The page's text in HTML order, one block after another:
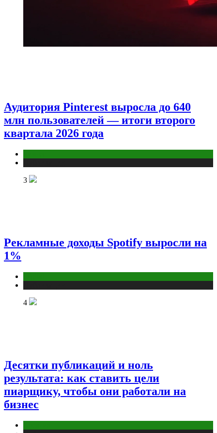
Аудитория Pinterest выросла до 640
млн пользователей — итоги второго
квартала 2026 года
3
Рекламные доходы Spotify выросли на
1%
4
Десятки публикаций и ноль
результата: как ставить цели
пиарщику, чтобы они работали на
бизнес